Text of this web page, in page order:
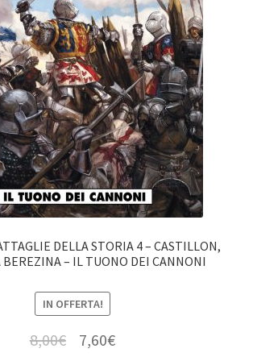
DELLA STORIA 4 – CASTILLON,
BEREZINA – IL TUONO DEI CANNONI
IN OFFERTA!
8,00€ 7,60€